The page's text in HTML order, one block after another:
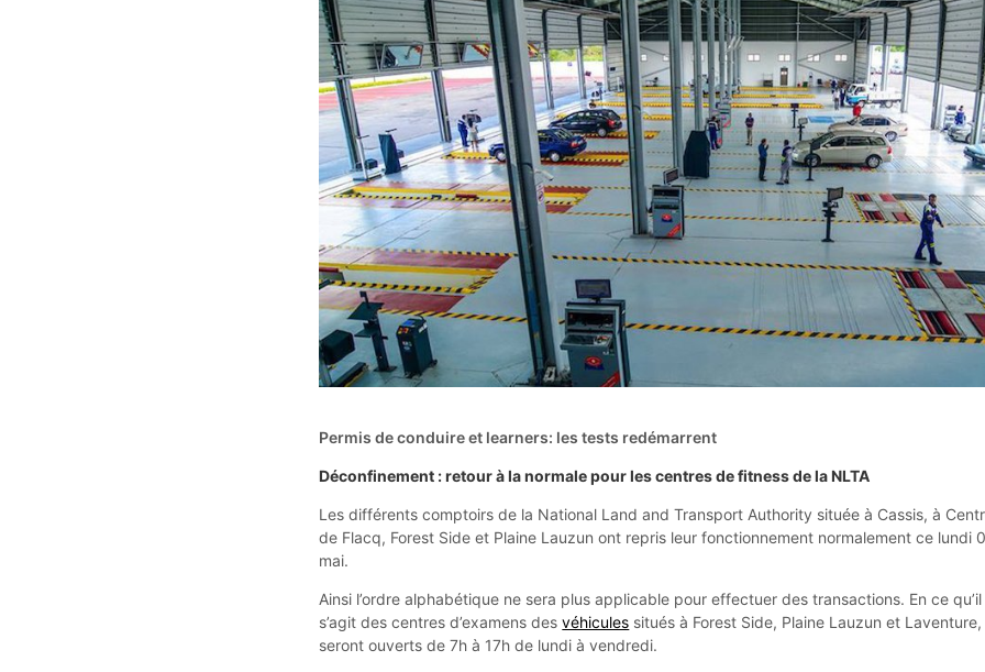
Permis de conduire et learners: les tests redémarrent
Déconfinement : retour à la normale pour les centres de fitness de la NLTA
Les différents comptoirs de la National Land and Transport Authority située à Cassis, à
de Flacq, Forest Side et Plaine Lauzun ont repris leur fonctionnement normalement ce lundi
mai.
Ainsi l’ordre alphabétique ne sera plus applicable pour effectuer des transactions. En ce qu’il
s’agit des centres d’examens desvéhicules situés à Forest Side, Plaine Lauzun et Laventure,
seront ouverts de 7h à 17h de lundi à vendredi.